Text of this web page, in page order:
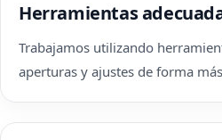
Herramientas
Trabajamos utilizando
aperturas y ajustes de forma